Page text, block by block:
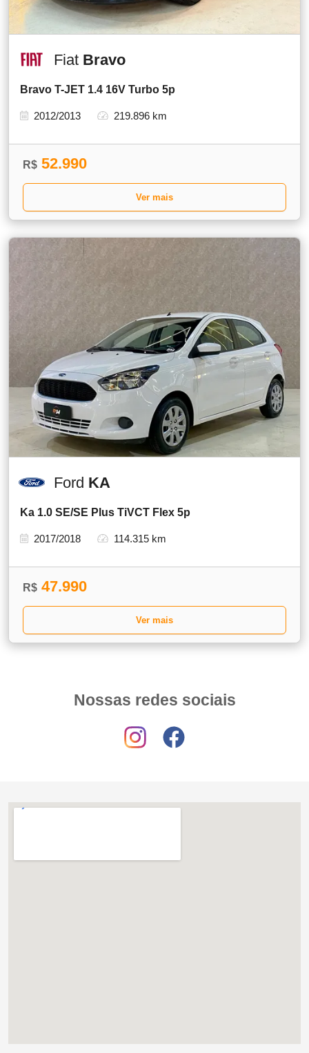
Fiat Bravo
Bravo T-JET 1.4 16V Turbo 5p
2012/2013 219.896 km
R$ 52.990
Ver mais
Ford KA
Ka 1.0 SE/SE Plus TiVCT Flex 5p
2017/2018 114.315 km
R$ 47.990
Ver mais
Nossas redes sociais